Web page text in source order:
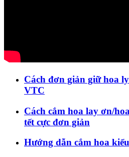
Cách đơn giản giữ hoa
VTC
Cách cắm hoa lay ơn/
tết cực đơn giản
Hướng dẫn cắm hoa